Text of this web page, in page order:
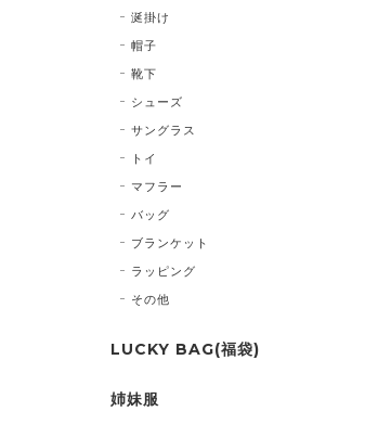
涎掛け
帽子
靴下
シューズ
サングラス
トイ
マフラー
バッグ
ブランケット
ラッピング
その他
LUCKY BAG(福袋)
姉妹服